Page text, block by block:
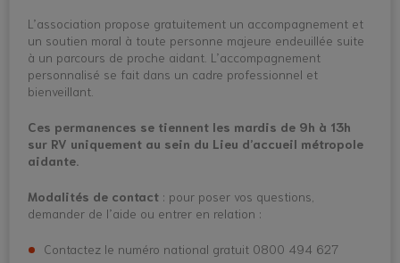
L’association propose gratuitement un accompagnement et
un soutien moral à toute personne majeure endeuillée suite
à un parcours de proche aidant. L’accompagnement
personnalisé se fait dans un cadre professionnel et
bienveillant.
Ces permanences se tiennent les mardis de 9h à 13h
sur RV uniquement au sein du Lieu d’accueil métropole
aidante.
Modalités de contact : pour poser vos questions,
demander de l’aide ou entrer en relation :
Contactez le numéro national gratuit 0800 494 627